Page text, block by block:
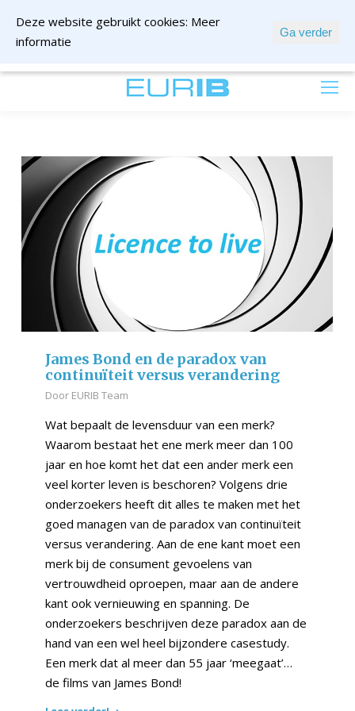
James Bond en de paradox van
continuïteit versus verandering
Door EURIB Team
Wat bepaalt de levensduur van een merk?
Waarom bestaat het ene merk meer dan 100
jaar en hoe komt het dat een ander merk een
veel korter leven is beschoren? Volgens drie
onderzoekers heeft dit alles te maken met het
goed managen van de paradox van continuïteit
versus verandering. Aan de ene kant moet een
merk bij de consument gevoelens van
vertrouwdheid oproepen, maar aan de andere
kant ook vernieuwing en spanning. De
onderzoekers beschrijven deze paradox aan de
hand van een wel heel bijzondere casestudy.
Een merk dat al meer dan 55 jaar ‘meegaat’…
de films van James Bond!
Deze website gebruikt cookies: Meer
informatie
Ga verder